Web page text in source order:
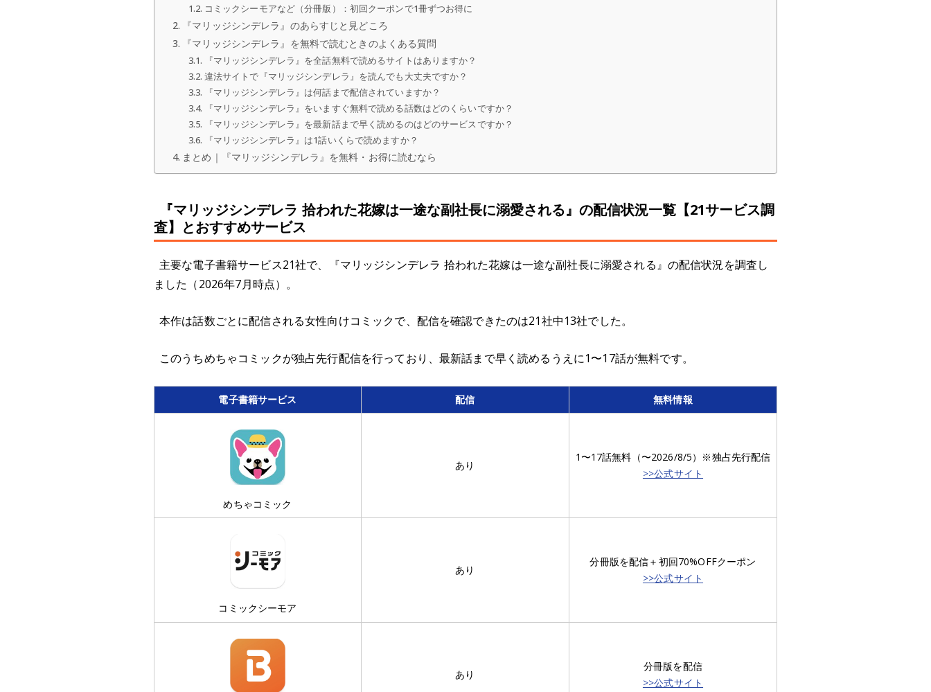
コミックシーモアなど（分冊版）：初回クーポンで1冊ずつお得に
『マリッジシンデレラ』のあらすじと見どころ
『マリッジシンデレラ』を無料で読むときのよくある質問
『マリッジシンデレラ』を全話無料で読めるサイトはありますか？
違法サイトで『マリッジシンデレラ』を読んでも大丈夫ですか？
『マリッジシンデレラ』は何話まで配信されていますか？
『マリッジシンデレラ』をいますぐ無料で読める話数はどのくらいですか？
『マリッジシンデレラ』を最新話まで早く読めるのはどのサービスですか？
『マリッジシンデレラ』は1話いくらで読めますか？
まとめ｜『マリッジシンデレラ』を無料・お得に読むなら
『マリッジシンデレラ 拾われた花嫁は一途な副社長に溺愛される』の配信状況一覧【21サービス調
査】とおすすめサービス
主要な電子書籍サービス21社で、『マリッジシンデレラ 拾われた花嫁は一途な副社長に溺愛される』の配信状況を調査し
ました（2026年7月時点）。
本作は話数ごとに配信される女性向けコミックで、配信を確認できたのは21社中13社でした。
このうちめちゃコミックが独占先行配信を行っており、最新話まで早く読めるうえに1〜17話が無料です。
電子書籍サービス 配信 無料情報
めちゃコミック
あり
1〜17話無料（〜2026/8/5）※独占先行配信
>>公式サイト
コミックシーモア
あり
分冊版を配信＋初回70%OFFクーポン
>>公式サイト
あり
分冊版を配信
>>公式サイト